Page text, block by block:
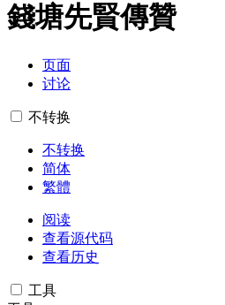
錢塘先賢傳贊
页面
讨论
不转换
不转换
简体
繁體
阅读
查看源代码
查看历史
工具